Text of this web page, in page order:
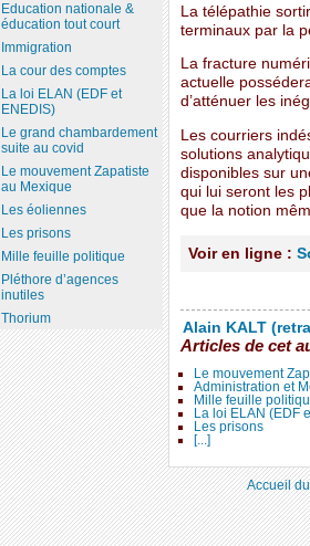
La télépathie
terminaux par la
La fracture
actuelle
d’atténuer les
Les courriers
solutions
disponibles sur
qui lui seront les
que la notion
Voir en ligne :
Alain KALT
Articles de cet
Le mouvement
Administration et
Mille feuille
La loi ELAN (EDF
Les prisons
[...]
Education nationale &
éducation tout court
Immigration
La cour des comptes
La loi ELAN (EDF et
ENEDIS)
Le grand chambardement
suite au covid
Le mouvement Zapatiste
au Mexique
Les éoliennes
Les prisons
Mille feuille politique
Pléthore d’agences
inutiles
Thorium
Accueil